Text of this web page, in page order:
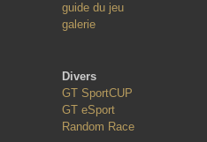
guide du jeu
galerie
Divers
GT SportCUP
GT eSport
Random Race